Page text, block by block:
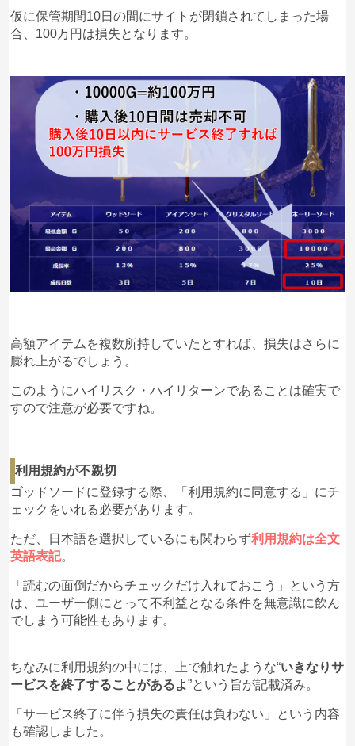
仮に保管期間10日の間にサイトが閉鎖されてしまった場
合、100万円は損失となります。
高額アイテムを複数所持していたとすれば、損失はさらに
膨れ上がるでしょう。
このようにハイリスク・ハイリターンであることは確実で
すので注意が必要ですね。
利用規約が不親切
ゴッドソードに登録する際、「利用規約に同意する」にチ
ェックをいれる必要があります。
ただ、日本語を選択しているにも関わらず利用規約は全文
英語表記。
「読むの面倒だからチェックだけ入れておこう」という方
は、ユーザー側にとって不利益となる条件を無意識に飲ん
でしまう可能性もあります。
ちなみに利用規約の中には、上で触れたような“いきなりサ
ービスを終了することがあるよ”という旨が記載済み。
「サービス終了に伴う損失の責任は負わない」という内容
も確認しました。